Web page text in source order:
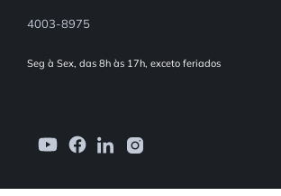
4003-8975
Seg à Sex, das 8h às 17h, exceto feriados